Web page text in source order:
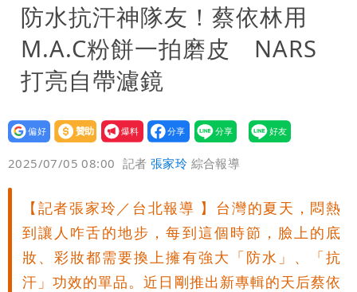
雨這時才變小
五月天冠佑20歲女兒「遭AI假造不雅影
像」 憤怒發聲：已截圖
防水抗汗神隊友！蔡依林用
M.A.C粉餅一拍磨皮 NARS
打亮自帶濾鏡
設為
贊助
我要
爆料
2025/07/05 08:00 記者張家玲 綜合報導
【記者張家玲／台北報導 】台灣的夏天，悶熱
到讓人咋舌的地步，每到這個時節，臉上的底
妝、彩妝都需要換上擁有強大「防水」、「抗
汗」功效的單品。近日剛推出新專輯的天后蔡依